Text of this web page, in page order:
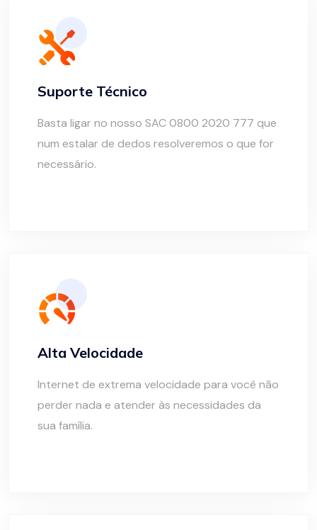
Suporte Técnico
Basta ligar no nosso SAC 0800 2020 777 que
num estalar de dedos resolveremos o que for
necessário.
Alta Velocidade
Internet de extrema velocidade para você não
perder nada e atender às necessidades da
sua família.